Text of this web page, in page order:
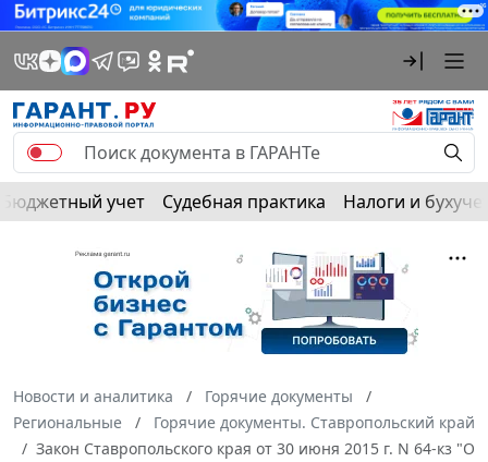
Бюджетный учет Судебная практика Налоги и
Новости и аналитика
Горячие документы
Региональные
Горячие документы. Ставропольский край
Закон Ставропольского края от 30 июня 2015 г. N 64-кз "О